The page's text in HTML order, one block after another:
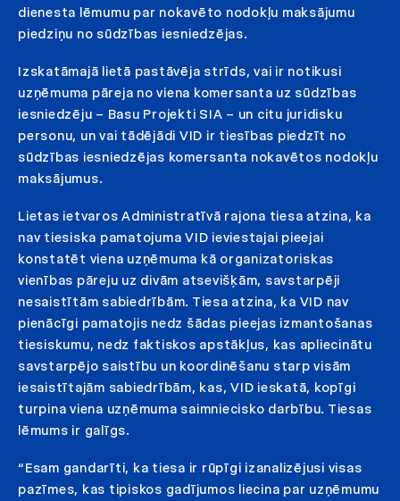
dienesta lēmumu par nokavēto nodokļu maksājumu
piedziņu no sūdzības iesniedzējas.
Izskatāmajā lietā pastāvēja strīds, vai ir notikusi
uzņēmuma pāreja no viena komersanta uz sūdzības
iesniedzēju – Basu Projekti SIA – un citu juridisku
personu, un vai tādējādi VID ir tiesības piedzīt no
sūdzības iesniedzējas komersanta nokavētos nodokļu
maksājumus.
Lietas ietvaros Administratīvā rajona tiesa atzina, ka
nav tiesiska pamatojuma VID ieviestajai pieejai
konstatēt viena uzņēmuma kā organizatoriskas
vienības pāreju uz divām atsevišķām, savstarpēji
nesaistītām sabiedrībām. Tiesa atzina, ka VID nav
pienācīgi pamatojis nedz šādas pieejas izmantošanas
tiesiskumu, nedz faktiskos apstākļus, kas apliecinātu
savstarpējo saistību un koordinēšanu starp visām
iesaistītajām sabiedrībām, kas, VID ieskatā, kopīgi
turpina viena uzņēmuma saimniecisko darbību. Tiesas
lēmums ir galīgs.
“Esam gandarīti, ka tiesa ir rūpīgi izanalizējusi visas
pazīmes, kas tipiskos gadījumos liecina par uzņēmumu